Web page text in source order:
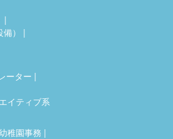
）
ーター
イティブ系
稚園事務